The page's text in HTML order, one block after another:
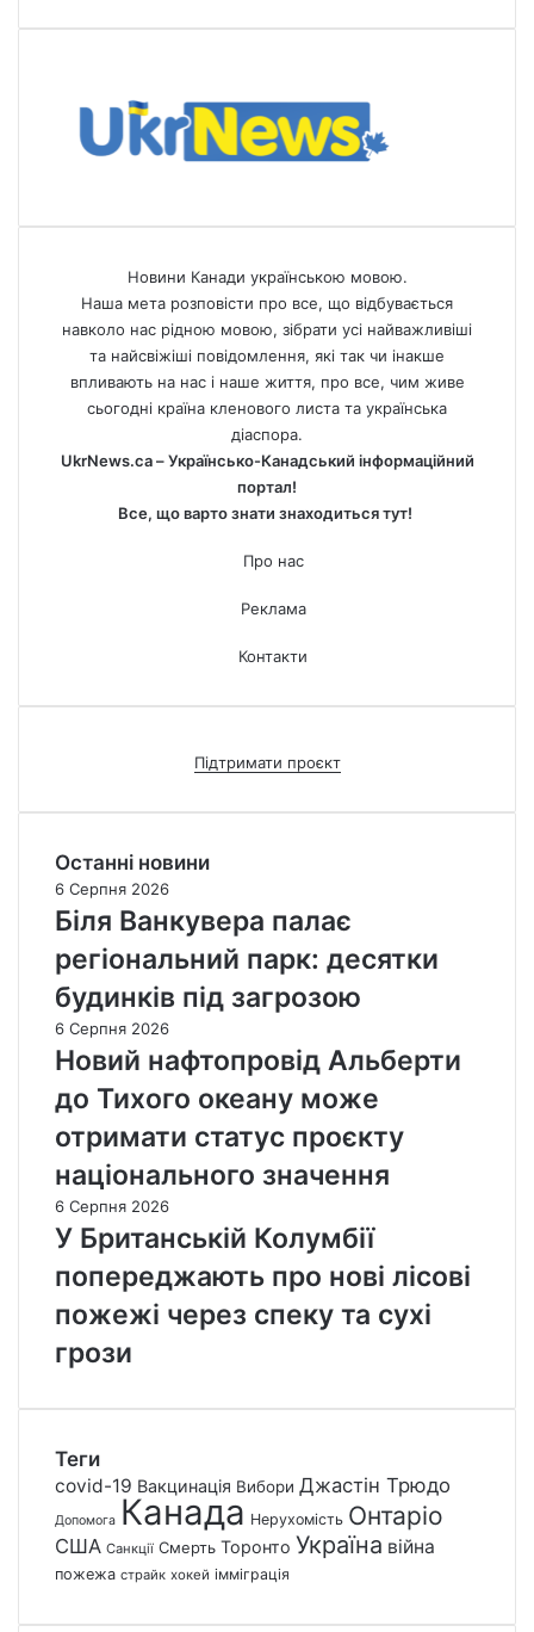
Новини Канади українською мовою.
Наша мета розповісти про все, що відбувається
навколо нас рідною мовою, зібрати усі найважливіші
та найсвіжіші повідомлення, які так чи інакше
впливають на нас і наше життя, про все, чим живе
сьогодні країна кленового листа та українська
діаспора.
UkrNews.ca – Українсько-Канадський інформаційний
портал!
Все, що варто знати знаходиться тут!
Про нас
Реклама
Контакти
Підтримати проєкт
Останні новини
6 Серпня 2026
Біля Ванкувера палає
регіональний парк: десятки
будинків під загрозою
6 Серпня 2026
Новий нафтопровід Альберти
до Тихого океану може
отримати статус проєкту
національного значення
6 Серпня 2026
У Британській Колумбії
попереджають про нові лісові
пожежі через спеку та сухі
грози
Теги
covid-19 Вакцинація Вибори Джастін Трюдо
Допомога Канада Нерухомість Онтаріо
США Санкції Смерть Торонто Україна війна
пожежа страйк хокей імміграція